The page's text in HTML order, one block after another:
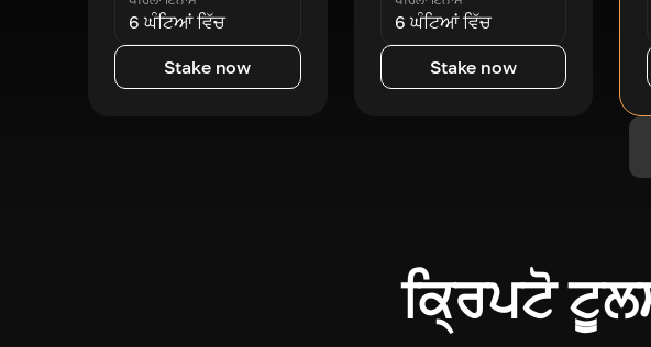
6 ਘੰਟਿਆਂ ਵਿੱਚ
Stake now
6 ਘੰਟਿਆਂ ਵਿੱਚ
Stake now
ਕ੍ਰਿਪਟੋ